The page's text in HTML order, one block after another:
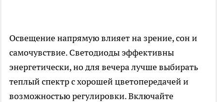
Освещение напрямую влияет на зрение, сон и
самочувствие. Светодиоды эффективны
энергетически, но для вечера лучше выбирать
теплый спектр с хорошей цветопередачей и
возможностью регулировки. Включайте